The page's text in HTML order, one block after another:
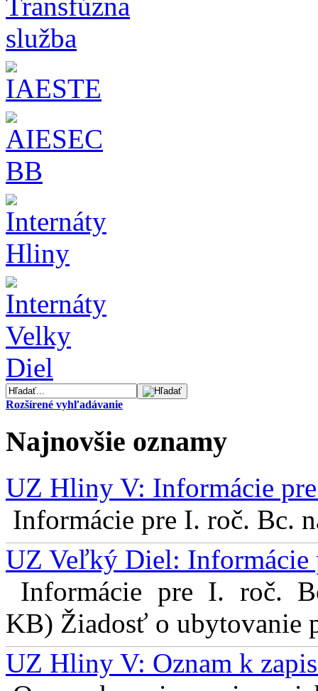
Rozšírené vyhľadávanie
Najnovšie oznamy
UZ Hliny V: Informácie
Informácie pre I. roč. Bc.
UZ Veľký Diel: Informácie
Informácie pre I. roč.
KB) Žiadosť o ubytovanie
UZ Hliny V: Oznam k